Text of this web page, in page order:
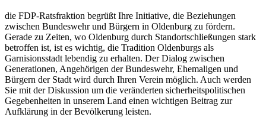
die FDP-Ratsfraktion begrüßt Ihre Initiative, die Beziehungen
zwischen Bundeswehr und Bürgern in Oldenburg zu fördern.
Gerade zu Zeiten, wo Oldenburg durch Standortschließungen stark
betroffen ist, ist es wichtig, die Tradition Oldenburgs als
Garnisionsstadt lebendig zu erhalten. Der Dialog zwischen
Generationen, Angehörigen der Bundeswehr, Ehemaligen und
Bürgern der Stadt wird durch Ihren Verein möglich. Auch werden
Sie mit der Diskussion um die veränderten sicherheitspolitischen
Gegebenheiten in unserem Land einen wichtigen Beitrag zur
Aufklärung in der Bevölkerung leisten.